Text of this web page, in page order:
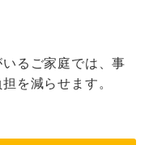
るご家庭では、事
を減らせます。